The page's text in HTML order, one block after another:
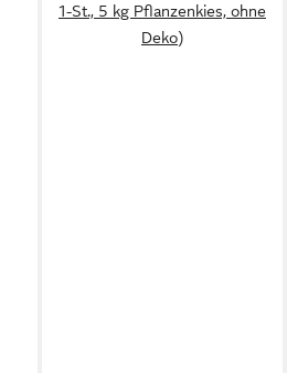
1-St., 5 kg Pflanzenkies, ohne
Deko)